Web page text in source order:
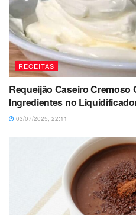
RECEITAS
Requeijão Caseiro Cremoso
Ingredientes no
03/07/2025, 22:11